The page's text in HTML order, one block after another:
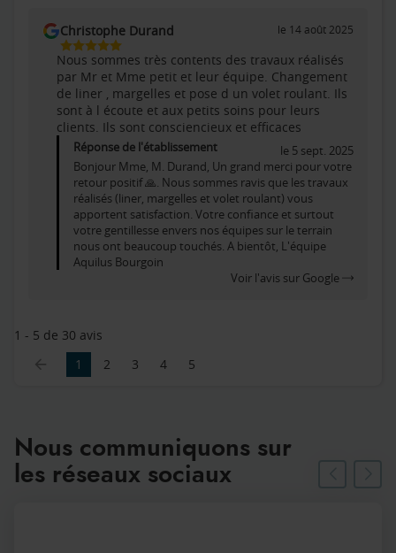
Christophe Durand
5
Étoiles
Sur
5
le 14 août 2025
Nous sommes très contents des travaux réalisés
par Mr et Mme petit et leur équipe. Changement
de liner , margelles et pose d un volet roulant. Ils
sont à l écoute et aux petits soins pour leurs
clients. Ils sont consciencieux et efficaces
Réponse de l'établissement
le 5 sept. 2025
Bonjour Mme, M. Durand, Un grand merci pour votre
retour positif 🙏. Nous sommes ravis que les travaux
réalisés (liner, margelles et volet roulant) vous
apportent satisfaction. Votre confiance et surtout
votre gentillesse envers nos équipes sur le terrain
nous ont beaucoup touchés. A bientôt, L'équipe
Aquilus Bourgoin
Voir l'avis sur Google
1 - 5 de 30 avis
1
2 3 4 5
Nous communiquons sur
les réseaux sociaux